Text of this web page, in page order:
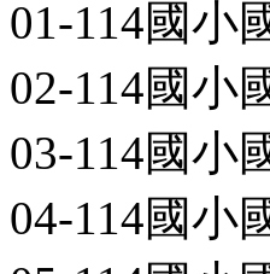
01-114國小
02-114國小
03-114國小
04-114國小